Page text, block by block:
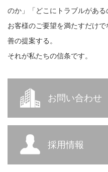
のか」「どこにトラブルがある
お客様のご要望を満たすだけ
善の提案する。
それが私たちの信条です。
お問い合わせ
採用情報